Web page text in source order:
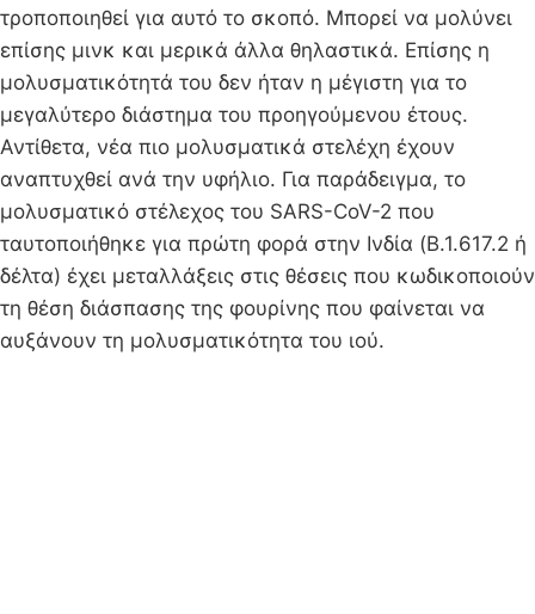
τροποποιηθεί για αυτό το σκοπό. Μπορεί να μολύνει
επίσης μινκ και μερικά άλλα θηλαστικά. Επίσης η
μολυσματικότητά του δεν ήταν η μέγιστη για το
μεγαλύτερο διάστημα του προηγούμενου έτους.
Αντίθετα, νέα πιο μολυσματικά στελέχη έχουν
αναπτυχθεί ανά την υφήλιο. Για παράδειγμα, το
μολυσματικό στέλεχος του SARS-CoV-2 που
ταυτοποιήθηκε για πρώτη φορά στην Ινδία (B.1.617.2 ή
δέλτα) έχει μεταλλάξεις στις θέσεις που κωδικοποιούν
τη θέση διάσπασης της φουρίνης που φαίνεται να
αυξάνουν τη μολυσματικότητα του ιού.